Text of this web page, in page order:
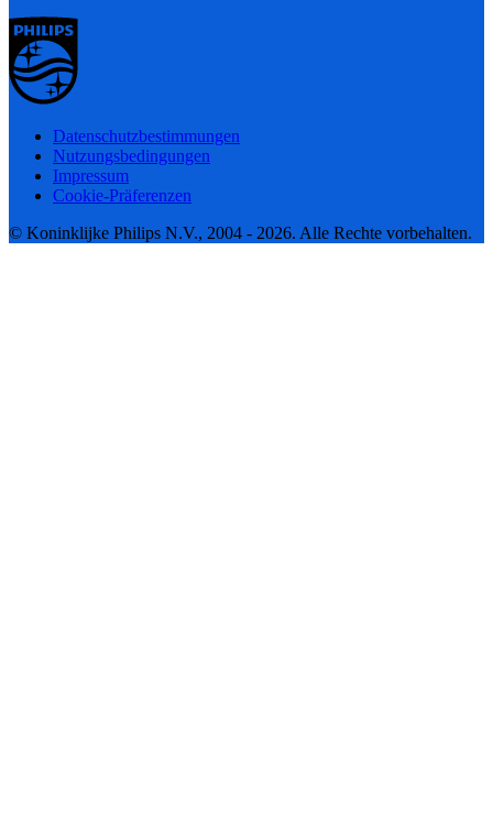
Datenschutzbestimmungen
Nutzungsbedingungen
Impressum
Cookie-Präferenzen
© Koninklijke Philips N.V., 2004 - 2026. Alle Rechte vorbehalten.